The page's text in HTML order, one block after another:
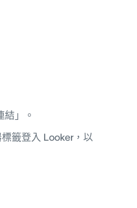
」。
籤登入 Looker，以